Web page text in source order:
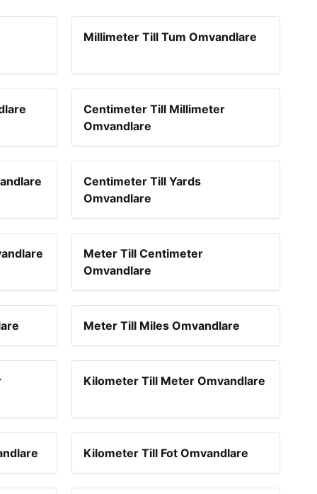
Millimeter Till Tum Omvandlare
Centimeter Till Millimeter
Omvandlare
Centimeter Till Yards
Omvandlare
Meter Till Centimeter
Omvandlare
Meter Till Miles Omvandlare
Kilometer Till Meter Omvandlare
Kilometer Till Fot Omvandlare